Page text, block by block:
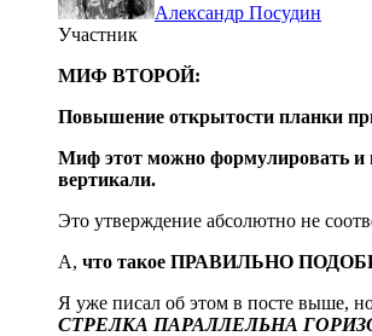
Александр Посудин
Участник
МИФ ВТОРОЙ:
Повышение открытости планки
Миф этот можно формулировать и
вертикали.
Это утверждение абсолютно не
А, что такое ПРАВИЛЬНО
Я уже писал об этом в посте выше,
СТРЕЛКА ПАРАЛЛЕЛЬНА